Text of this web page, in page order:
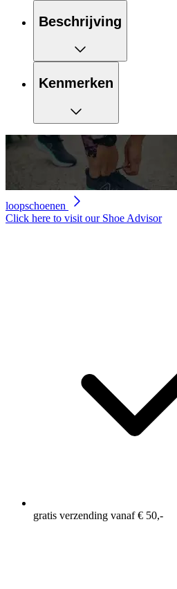
Beschrijving
Kenmerken
loopschoenen
Click here to visit our Shoe Advisor
gratis verzending vanaf € 50,-